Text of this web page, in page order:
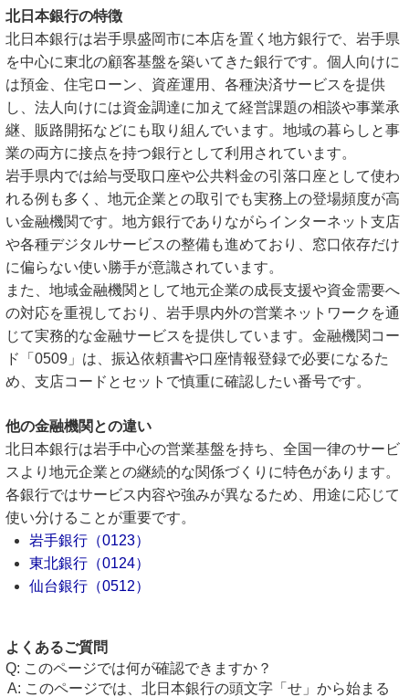
北日本銀行の特徴
北日本銀行は岩手県盛岡市に本店を置く地方銀行で、岩手県
を中心に東北の顧客基盤を築いてきた銀行です。個人向けに
は預金、住宅ローン、資産運用、各種決済サービスを提供
し、法人向けには資金調達に加えて経営課題の相談や事業承
継、販路開拓などにも取り組んでいます。地域の暮らしと事
業の両方に接点を持つ銀行として利用されています。
岩手県内では給与受取口座や公共料金の引落口座として使わ
れる例も多く、地元企業との取引でも実務上の登場頻度が高
い金融機関です。地方銀行でありながらインターネット支店
や各種デジタルサービスの整備も進めており、窓口依存だけ
に偏らない使い勝手が意識されています。
また、地域金融機関として地元企業の成長支援や資金需要へ
の対応を重視しており、岩手県内外の営業ネットワークを通
じて実務的な金融サービスを提供しています。金融機関コー
ド「0509」は、振込依頼書や口座情報登録で必要になるた
め、支店コードとセットで慎重に確認したい番号です。
他の金融機関との違い
北日本銀行は岩手中心の営業基盤を持ち、全国一律のサービ
スより地元企業との継続的な関係づくりに特色があります。
各銀行ではサービス内容や強みが異なるため、用途に応じて
使い分けることが重要です。
岩手銀行（0123）
東北銀行（0124）
仙台銀行（0512）
よくあるご質問
このページでは何が確認できますか？
このページでは、北日本銀行の頭文字「せ」から始まる